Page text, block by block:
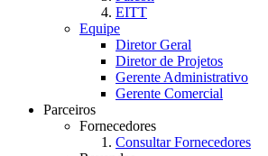
EITT
Equipe
Diretor Geral
Diretor de Projetos
Gerente Administrativo
Gerente Comercial
Parceiros
Fornecedores
Consultar Fornecedores